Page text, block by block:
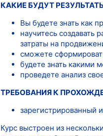
КАКИЕ БУДУТ
Вы будете знать как
научитесь создавать
затраты на
сможете
будете знать какими
проведете анализ
ТРЕБОВАНИЯ К
зарегистрированный
Курс выстроен из